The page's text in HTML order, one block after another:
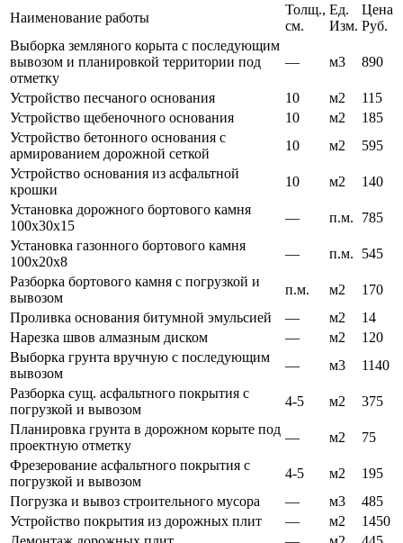
Наименование работы
Толщ.,
см.
Ед.
Изм.
Цена
Руб.
Выборка земляного корыта с последующим
вывозом и планировкой территории под
отметку
— м3 890
Устройство песчаного основания 10 м2
115
Устройство щебеночного основания
10 м2
185
Устройство бетонного основания с
армированием дорожной сеткой
10 м2
595
Устройство основания из асфальтной
крошки
10 м2
140
Установка дорожного бортового камня
100х30х15
— п.м.
785
Установка газонного бортового камня
100х20х8
— п.м.
545
Разборка бортового камня с погрузкой и
вывозом
п.м. м2
170
Проливка основания битумной эмульсией
— м2
14
Нарезка швов алмазным диском
— м2
120
Выборка грунта вручную с последующим
вывозом
— м3
1140
Разборка сущ. асфальтного покрытия с
погрузкой и вывозом
4-5 м2
375
Планировка грунта в дорожном корыте под
проектную отметку
— м2
75
Фрезерование асфальтного покрытия с
погрузкой и вывозом
4-5 м2
195
Погрузка и вывоз строительного мусора
— м3
485
Устройство покрытия из дорожных плит
— м2
1450